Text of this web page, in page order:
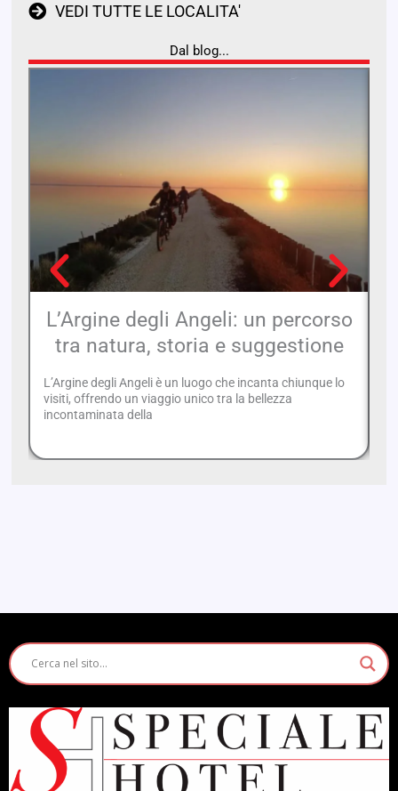
VEDI TUTTE LE LOCALITA'
Dal blog...
L’Argine degli Angeli: un percorso
tra natura, storia e suggestione
L’Argine degli Angeli è un luogo che incanta chiunque lo
visiti, offrendo un viaggio unico tra la bellezza
incontaminata della